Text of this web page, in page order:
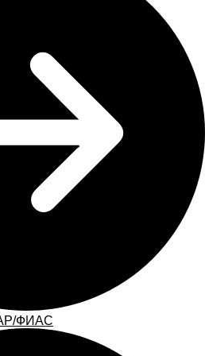
лицо с
ФНС и
для встреч с
при
ФИАС